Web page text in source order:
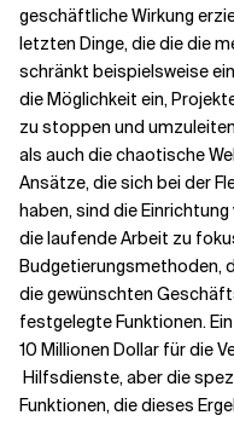
geschäftliche Wirkung
letzten Dinge, diedie die
schränkt beispielsweise
die Möglichkeit ein,
zu stoppen und
als auch die chaotische
Ansätze, die sich bei der
haben, sind die
die laufende Arbeit zu
Budgetierungsmethoden,
die gewünschten
festgelegte Funktionen.
10 Millionen Dollar für die
Hilfsdienste, aber die
Funktionen, die dieses